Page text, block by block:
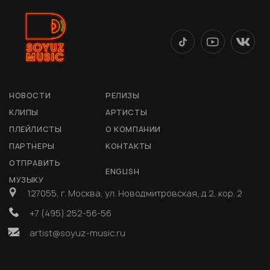
НОВОСТИ
РЕЛИЗЫ
КЛИПЫ
АРТИСТЫ
ПЛЕЙЛИСТЫ
О КОМПАНИИ
ПАРТНЕРЫ
КОНТАКТЫ
ОТПРАВИТЬ
МУЗЫКУ
ENGLISH
127055, г. Москва, ул. Новодмитровская, д 2, кор. 2
+7 (495) 252-56-56
artist@soyuz-music.ru